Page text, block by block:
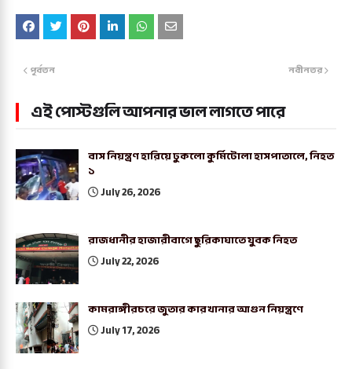
নবীনতর
পূর্বতন
এই পোস্টগুলি আপনার ভাল লাগতে পারে
বাস নিয়ন্ত্রণ হারিয়ে ঢুকলো কুর্মিটোলা হাসপাতালে, নিহত
১
July 26, 2026
রাজধানীর হাজারীবাগে ছুরিকাঘাতে যুবক নিহত
July 22, 2026
কামরাঙ্গীরচরে জুতার কারখানার আগুন নিয়ন্ত্রণে
July 17, 2026